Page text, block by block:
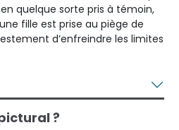
quelque sorte pris à témoin,
fille est prise au piège de
d’enfreindre les limites
?